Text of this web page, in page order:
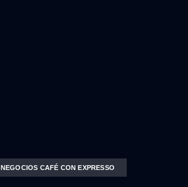
NEGOCIOS CAFÉ CON EXPRESSO